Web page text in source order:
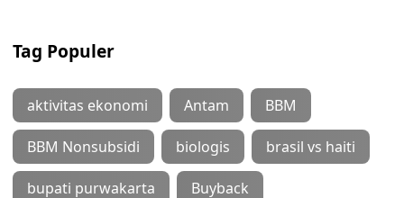
Tag Populer
aktivitas ekonomi Antam BBM
BBM Nonsubsidi biologis brasil vs haiti
bupati purwakarta Buyback